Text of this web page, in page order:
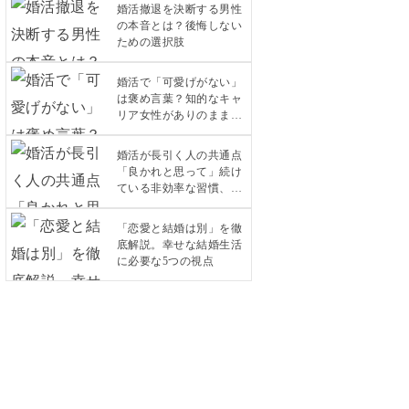
婚活撤退を決断する男性
の本音とは？後悔しない
ための選択肢
婚活で「可愛げがない」
は褒め言葉？知的なキャ
リア女性がありのままで
愛されるコツ
婚活が長引く人の共通点
「良かれと思って」続け
ている非効率な習慣、今
すぐ見直しませんか？
「恋愛と結婚は別」を徹
底解説。幸せな結婚生活
に必要な5つの視点